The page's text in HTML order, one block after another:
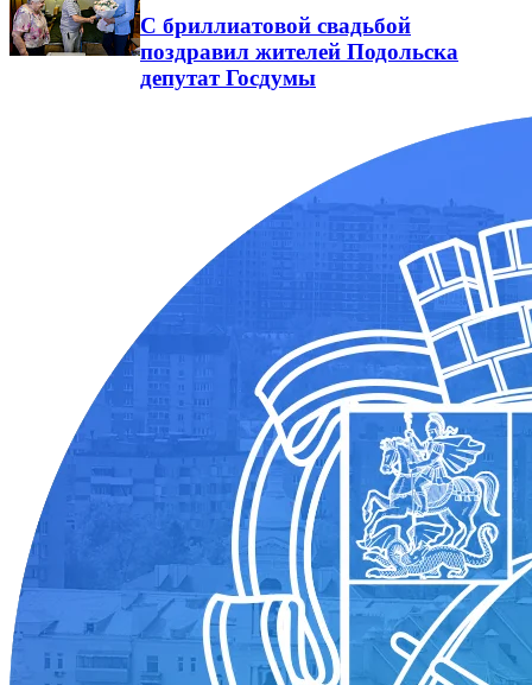
С бриллиатовой свадьбой
поздравил жителей Подольска
депутат Госдумы